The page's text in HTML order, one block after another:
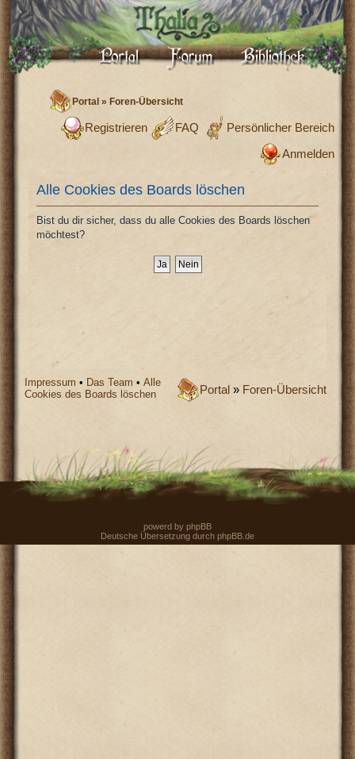
Portal »Foren-Übersicht
Persönlicher Bereich
FAQ
Registrieren
Anmelden
Alle Cookies des Boards löschen
Bist du dir sicher, dass du alle Cookies des Boards löschen
möchtest?
Portal » Foren-Übersicht
Impressum • Das Team •Alle
Cookies des Boards löschen
powerd by phpBB
Deutsche Übersetzung durch phpBB.de